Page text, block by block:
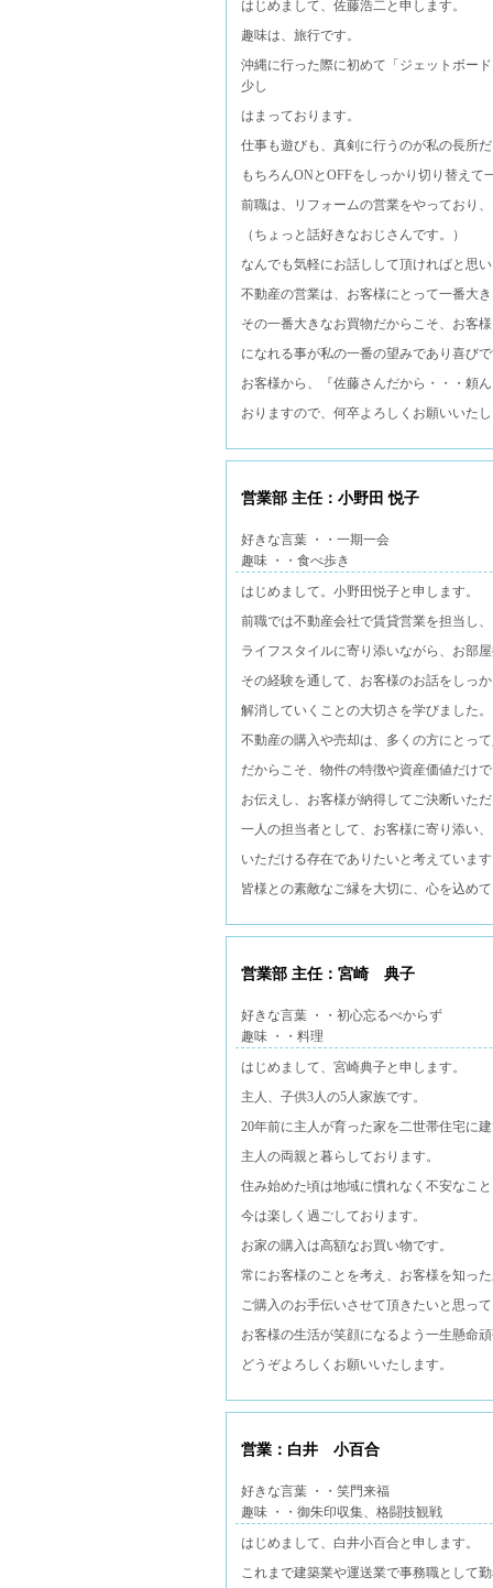
はじめまして、佐藤浩二と申します。
趣味は、旅行です。
沖縄に行った際に初めて「ジェットボー
少し
はまっております。
仕事も遊びも、真剣に行うのが私の長所
もちろんONとOFFをしっかり切り替えて
前職は、リフォームの営業をやっており
（ちょっと話好きなおじさんです。）
なんでも気軽にお話しして頂ければと思
不動産の営業は、お客様にとって一番大
その一番大きなお買物だからこそ、お客
になれる事が私の一番の望みであり喜び
お客様から、『佐藤さんだから・・・頼
おりますので、何卒よろしくお願いいた
営業部 主任：小野田 悦子
好きな言葉 ・・一期一会
趣味 ・・食べ歩き
はじめまして。小野田悦子と申します。
前職では不動産会社で賃貸営業を担当し
ライフスタイルに寄り添いながら、お部
その経験を通して、お客様のお話をしっ
解消していくことの大切さを学びました。
不動産の購入や売却は、多くの方にとっ
だからこそ、物件の特徴や資産価値だけ
お伝えし、お客様が納得してご決断いた
一人の担当者として、お客様に寄り添い
いただける存在でありたいと考えていま
皆様との素敵なご縁を大切に、心を込め
営業部 主任：宮崎 典子
好きな言葉 ・・初心忘るべからず
趣味 ・・料理
はじめまして、宮崎典子と申します。
主人、子供3人の5人家族です。
20年前に主人が育った家を二世帯住宅に
主人の両親と暮らしております。
住み始めた頃は地域に慣れなく不安なこ
今は楽しく過ごしております。
お家の購入は高額なお買い物です。
常にお客様のことを考え、お客様を知っ
ご購入のお手伝いさせて頂きたいと思っ
お客様の生活が笑顔になるよう一生懸命
どうぞよろしくお願いいたします。
営業：白井 小百合
好きな言葉 ・・笑門来福
趣味 ・・御朱印収集、格闘技観戦
はじめまして、白井小百合と申します。
これまで建築業や運送業で事務職として